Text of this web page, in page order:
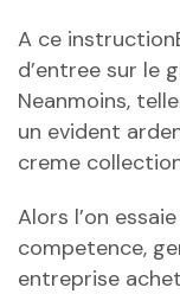
A ce
d’entree sur le
Neanmoins,
un evident
creme
Alors l’on
competence,
entreprise